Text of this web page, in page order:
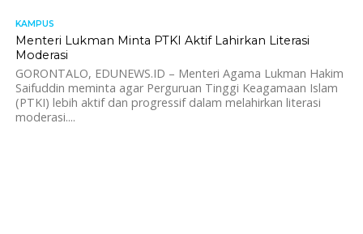
KAMPUS
Menteri Lukman Minta PTKI Aktif Lahirkan Literasi
Moderasi
GORONTALO, EDUNEWS.ID – Menteri Agama Lukman Hakim
Saifuddin meminta agar Perguruan Tinggi Keagamaan Islam
(PTKI) lebih aktif dan progressif dalam melahirkan literasi
moderasi....